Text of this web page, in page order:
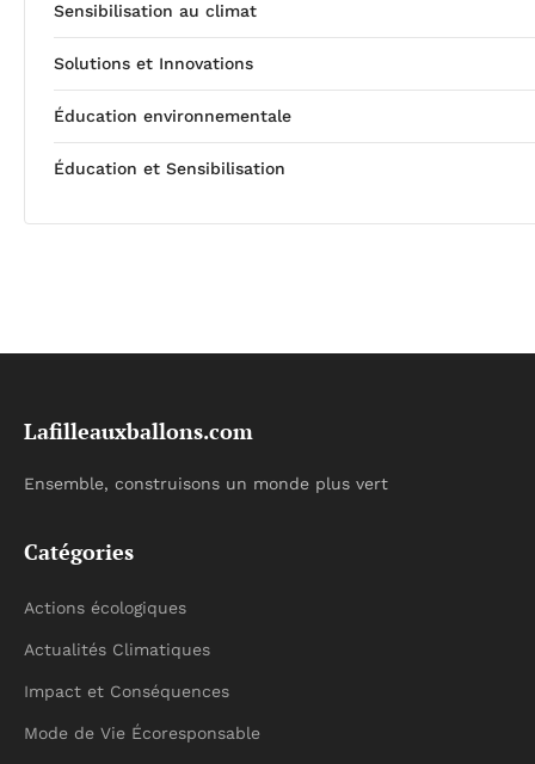
Sensibilisation au climat
Solutions et Innovations
Éducation environnementale
Éducation et Sensibilisation
Lafilleauxballons.com
Ensemble, construisons un monde plus vert
Catégories
Actions écologiques
Actualités Climatiques
Impact et Conséquences
Mode de Vie Écoresponsable